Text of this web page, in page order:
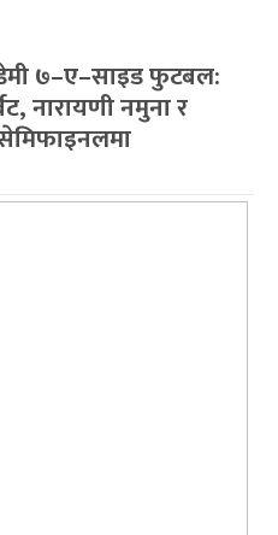
७–ए–साइड फुटबल:
नारायणी नमुना र